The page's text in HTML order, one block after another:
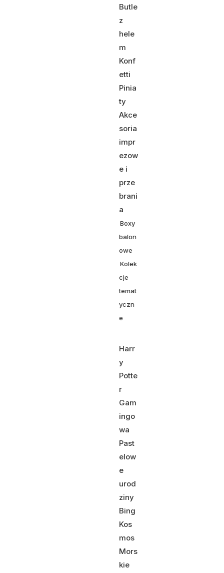
Butle
z
hele
m
Konf
etti
Pinia
ty
Akce
soria
impr
ezow
e i
prze
brani
a
Boxy
balon
owe
Kolek
cje
temat
yczn
e
Harr
y
Potte
r
Gam
ingo
wa
Past
elow
e
urod
ziny
Bing
Kos
mos
Mors
kie